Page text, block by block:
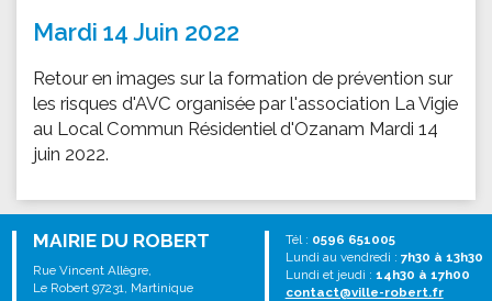
Mardi 14 Juin 2022
Retour en images sur la formation de prévention sur
les risques d'AVC organisée par l'association La Vigie
au Local Commun Résidentiel d'Ozanam Mardi 14
juin 2022.
MAIRIE DU ROBERT
Rue Vincent Allègre,
Le Robert 97231, Martinique
Tél : 0596 651005
Lundi au vendredi : 7h30 à 13h30
Lundi et jeudi : 14h30 à 17h00
contact@ville-robert.fr